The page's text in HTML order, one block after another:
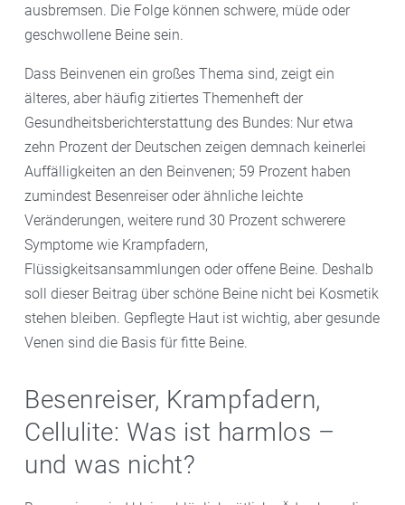
ausbremsen. Die Folge können schwere, müde oder
geschwollene Beine sein.
Dass Beinvenen ein großes Thema sind, zeigt ein
älteres, aber häufig zitiertes Themenheft der
Gesundheitsberichterstattung des Bundes: Nur etwa
zehn Prozent der Deutschen zeigen demnach keinerlei
Auffälligkeiten an den Beinvenen; 59 Prozent haben
zumindest Besenreiser oder ähnliche leichte
Veränderungen, weitere rund 30 Prozent schwerere
Symptome wie Krampfadern,
Flüssigkeitsansammlungen oder offene Beine. Deshalb
soll dieser Beitrag über schöne Beine nicht bei Kosmetik
stehen bleiben. Gepflegte Haut ist wichtig, aber gesunde
Venen sind die Basis für fitte Beine.
Besenreiser, Krampfadern,
Cellulite: Was ist harmlos –
und was nicht?